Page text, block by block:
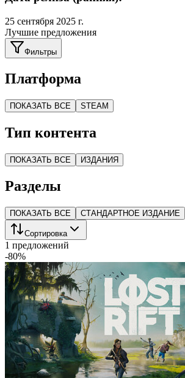
25 сентября 2025 г.
Лучшие предложения
Фильтры
Платформа
ПОКАЗАТЬ ВСЕ STEAM
Тип контента
ПОКАЗАТЬ ВСЕ ИЗДАНИЯ
Разделы
ПОКАЗАТЬ ВСЕ СТАНДАРТНОЕ ИЗДАНИЕ
Сортировка
1 предложений
-80%